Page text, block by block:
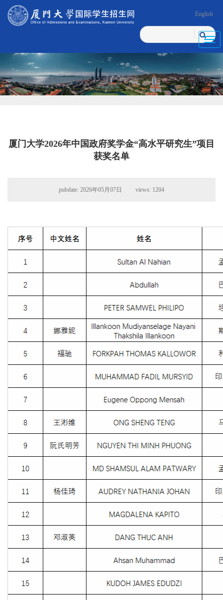
English
厦门大学2026年中国政府奖学金“高水平研究生”项目
获奖名单
pubdate: 2026年05月07日 views: 1204